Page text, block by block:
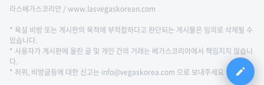
라스베가스코리안 / www.lasvegaskorean.com
* 욕설 비방 또는 게시판의 목적에 부적합하다고 판단되는 게시물은 임의로 삭제될 수
있습니다.
* 사용자가 게시판에 올린 글 및 개인 간의 거래는 베가스코리아에서 책임지지 않습니
다.
* 허위, 비방글등에 대한 신고는 info@vegaskorea.com 으로 보내주세요